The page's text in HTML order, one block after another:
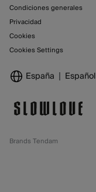
Condiciones generales
Privacidad
Cookies
Cookies Settings
España Español
Brands Tendam